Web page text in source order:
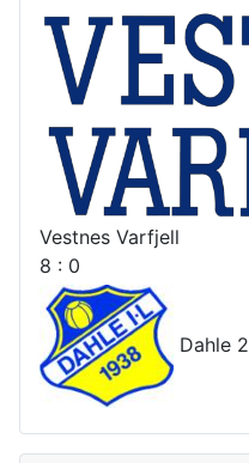
Vestnes Varfjell
8 : 0
Dahle 2